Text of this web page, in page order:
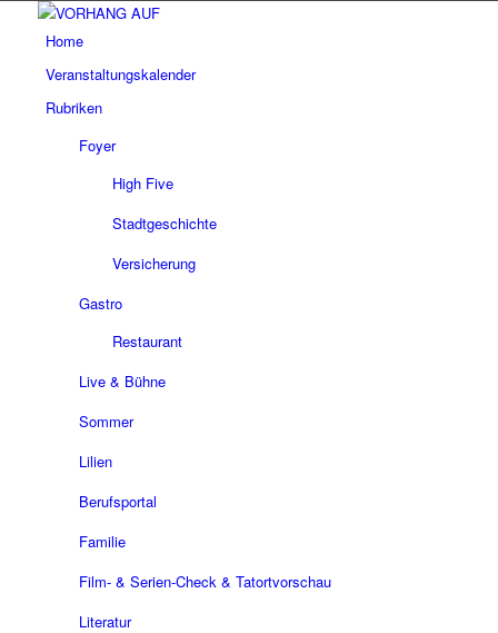
Home
Veranstaltungskalender
Rubriken
Foyer
High Five
Stadtgeschichte
Versicherung
Gastro
Restaurant
Live & Bühne
Sommer
Lilien
Berufsportal
Familie
Film- & Serien-Check & Tatortvorschau
Literatur